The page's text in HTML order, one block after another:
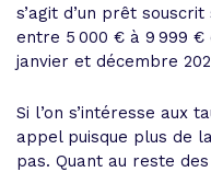
s’agit d’un prêt
entre 5 000 € à 9 999 €
janvier et décembre
Si l’on s’intéresse aux
appel puisque plus de
pas. Quant au reste